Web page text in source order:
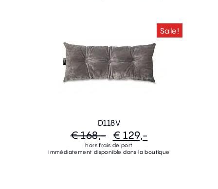
Sale!
D118V
€ 168,- € 129,-
hors frais de port
Immédiatement disponible dans la boutique